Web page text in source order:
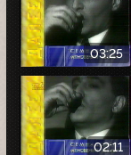
03:25
02:11